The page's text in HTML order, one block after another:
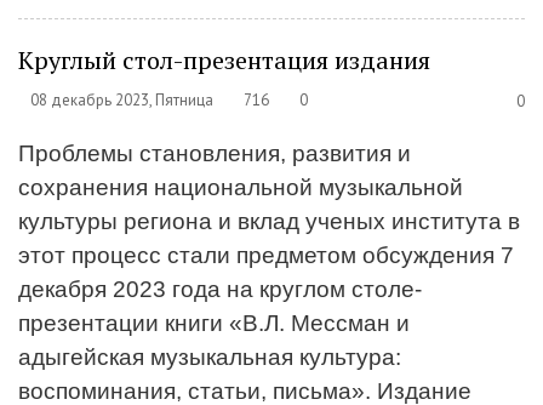
Круглый стол-презентация издания
08 декабрь 2023, Пятница 716 0
0
5
Проблемы становления, развития и
сохранения национальной музыкальной
культуры региона и вклад ученых института в
этот процесс стали предметом обсуждения 7
декабря 2023 года на круглом столе-
презентации книги «В.Л. Мессман и
адыгейская музыкальная культура:
воспоминания, статьи, письма». Издание